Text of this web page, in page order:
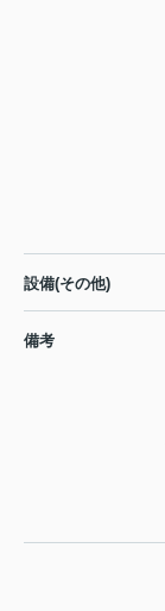
設備(その他)
備考